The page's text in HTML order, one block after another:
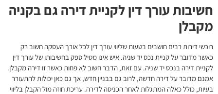
חשיבות עורך דין לקניית דירה גם בקניה
מקבלן
רוכשי דירות רבים חושבים בטעות שליווי עורך דין לכל אורך העסקה חשוב רק
כאשר מדובר על קניית נכס יד שניה. איש אינו מטיל ספק בחשיבותו שלעורך דין
לקניית דירה בנכס יד שניה. עם זאת, הדבר חשוב לא פחות כאשר זו דירה מקבלן.
אמנם מדובר על דירה חדשה, לרוב גם בבניין חדש, אך גם כאן יכולות להתעורר
בעיות, כולל כאלה המתגלות לאחר הכניסה לדירה. עריכת חוזה מול הקבלן בליווי